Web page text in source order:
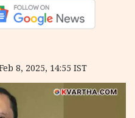
8, 2025, 14:55 IST